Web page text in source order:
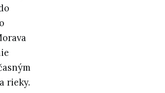
rieky.